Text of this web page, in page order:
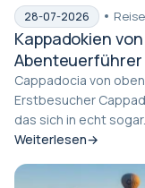
28-07-2026
Kappadokien
Cappadocia von
Erstbesucher Cappadocia ist eines jener seltenen Reiseziele,
das sich in echt sogar...
Weiterlesen